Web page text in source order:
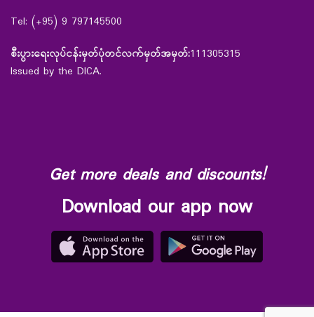
Tel: (+95) 9 797145500
စီးပွားရေးလုပ်ငန်းမှတ်ပုံတင်လက်မှတ်အမှတ်:111305315
Issued by the DICA.
Get more deals and discounts!
Download our app now